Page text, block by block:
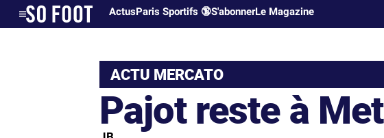
ActusParis Sportifs 🔞S'abonnerLe Magazine
ACTU MERCATO
Pajot reste à